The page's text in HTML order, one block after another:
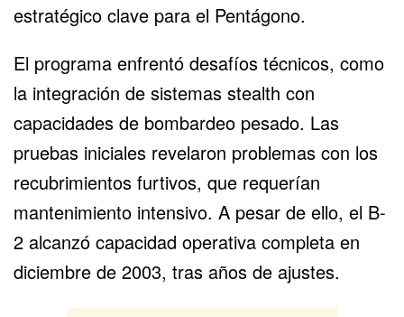
estratégico clave para el Pentágono.
El programa enfrentó desafíos técnicos, como
la integración de sistemas stealth con
capacidades de bombardeo pesado. Las
pruebas iniciales revelaron problemas con los
recubrimientos furtivos, que requerían
mantenimiento intensivo. A pesar de ello, el B-
2 alcanzó capacidad operativa completa en
diciembre de 2003, tras años de ajustes.